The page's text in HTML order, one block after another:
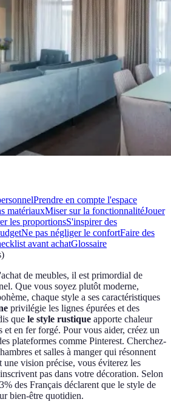
Prendre en compte l'espace
matériauxMiser sur la fonctionnalitéJouer
les proportionsS'inspirer des
Ne pas négliger le confortFaire des
avant achatGlossaire
)
de meubles, il est primordial de
Que vous soyez plutôt moderne,
chaque style a ses caractéristiques
privilégie les lignes épurées et des
que le style rustique apporte chaleur
et en fer forgé. Pour vous aider, créez un
plateformes comme Pinterest. Cherchez-
et salles à manger qui résonnent
vision précise, vous éviterez les
pas dans votre décoration. Selon
des Français déclarent que le style de
bien-être quotidien.